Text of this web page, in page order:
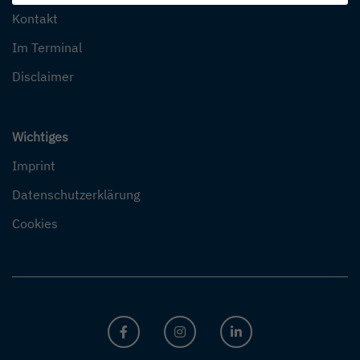
Kontakt
Im Terminal
Disclaimer
Wichtiges
Imprint
Datenschutzerklärung
Cookies
FACEBOOKINSTAGRAMLINKEDIN